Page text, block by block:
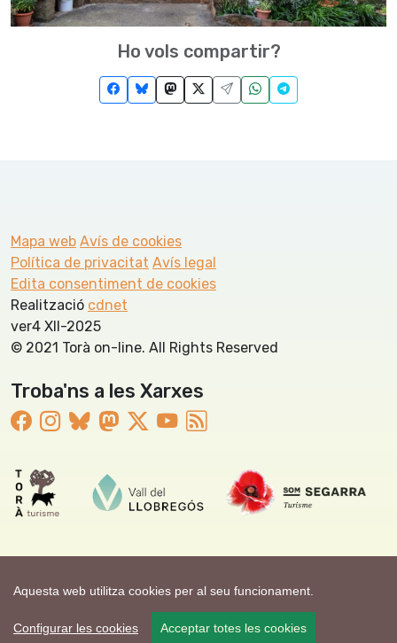
Aquesta web utilitza cookies per al seu funcionament.
Configurar les cookies Acceptar totes les cookies
Ho vols compartir?
Mapa web Avís de cookies
Política de privacitat Avís legal
Edita consentiment de cookies
Realització cdnet
ver4 XII-2025
© 2021 Torà on-line. All Rights Reserved
Troba'ns a les Xarxes